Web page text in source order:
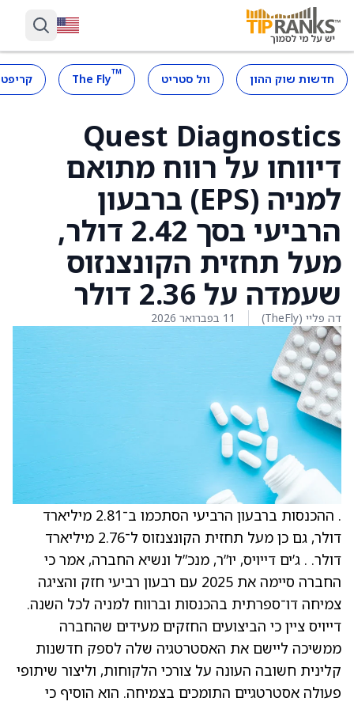
חדשות שוק ההון וול סטריט ™
The Fly
Quest Diagnostics
דיווחו על רווח מתואם
למניה (EPS) ברבעון
הרביעי בסך 2.42 דולר,
מעל תחזית הקונצנזוס
שעמדה על 2.36 דולר
דה פליי (TheFly) 11 בפברואר 2026
. ההכנסות ברבעון הרביעי הסתכמו ב־2.81 מיליארד
דולר, גם כן מעל תחזית הקונצנזוס ל־2.76 מיליארד
דולר. . ג’ים דייויס, יו”ר, מנכ”ל ונשיא החברה, אמר כי
החברה סיימה את 2025 עם רבעון רביעי חזק והציגה
צמיחה דו־ספרתית בהכנסות וברווח למניה לכל השנה.
דייויס ציין כי הביצועים החזקים מעידים שהחברה
ממשיכה ליישם את האסטרטגיה שלה לספק חדשנות
קלינית חשובה העונה על צורכי הלקוחות, וליצור שיתופי
פעולה אסטרטגיים התומכים בצמיחה. הוא הוסיף כי